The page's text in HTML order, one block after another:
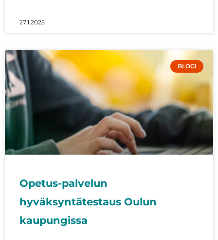
27.1.2025
BLOGI
Opetus-palvelun
hyväksyntätestaus Oulun
kaupungissa